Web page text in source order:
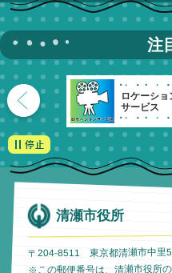
注
ロケーショ
サービス
清瀬市役所
〒204-8511 東京都清瀬市中里
※この郵便番号は、清瀬市役所の